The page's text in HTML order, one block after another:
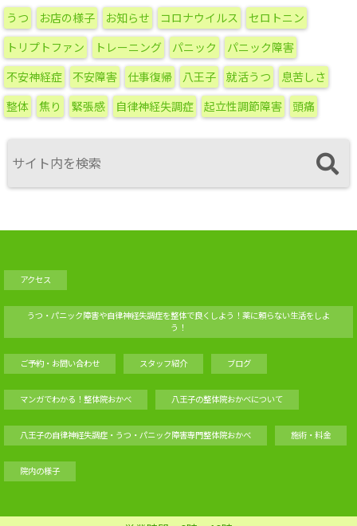
カ
イ
ブ
うつ お店の様子 お知らせ コロナウイルス セロトニン
トリプトファン トレーニング パニック パニック障害
不安神経症 不安障害 仕事復帰 八王子 就活うつ 息苦しさ
整体 焦り 緊張感 自律神経失調症 起立性調節障害 頭痛
アクセス
うつ・パニック障害や自律神経失調症を整体で良くしよう！薬に頼らない生活をしよ
う！
ご予約・お問い合わせ スタッフ紹介 ブログ
マンガでわかる！整体院おかべ 八王子の整体院おかべについて
八王子の自律神経失調症・うつ・パニック障害専門整体院おかべ 施術・料金
院内の様子